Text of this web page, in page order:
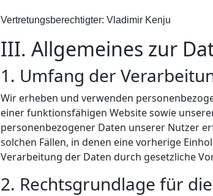
Vertretungsberechtigter: Vlаdimir Kеnju
III. Allgemeines zur
1. Umfang der
Wir erheben und verwenden
einer funktionsfähigen Website sowie
personenbezogener Daten unserer Nutzer
solchen Fällen, in denen eine vorherige
Verarbeitung der Daten durch gesetzliche
2. Rechtsgrundlage für